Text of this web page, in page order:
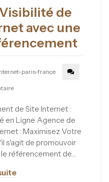
de
avec une
paris-france
de Site Internet :
en Ligne Agence de
: Maximisez Votre
s'agit de promouvoir
référencement de…